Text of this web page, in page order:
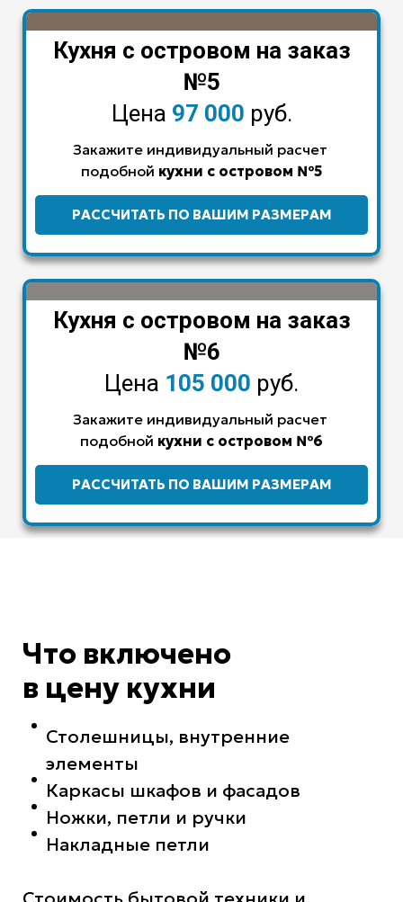
Кухня с островом на заказ
№5
Цена 97 000 руб.
Закажите индивидуальный расчет
подобной кухни с островом №5
РАССЧИТАТЬ ПО ВАШИМ РАЗМЕРАМ
Кухня с островом на заказ
№6
Цена 105 000 руб.
Закажите индивидуальный расчет
подобной кухни с островом №6
РАССЧИТАТЬ ПО ВАШИМ РАЗМЕРАМ
Что включено
в цену кухни
Столешницы, внутренние
элементы
Каркасы шкафов и фасадов
Ножки, петли и ручки
Накладные петли